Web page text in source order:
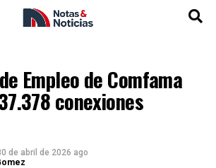
Empleo de Comfama
conexiones
de abril de 2026 ago